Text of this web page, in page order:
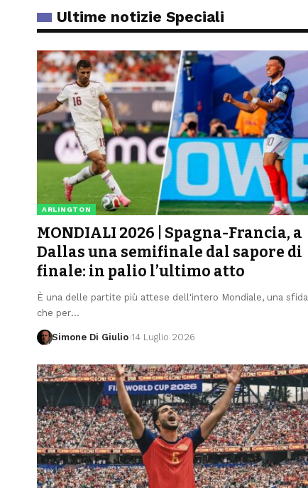
Ultime notizie Speciali
ARLINGTON
MONDIALI 2026 | Spagna-Francia, a
Dallas una semifinale dal sapore di
finale: in palio l’ultimo atto
È una delle partite più attese dell'intero Mondiale, una sfida
che per…
Simone Di Giulio 14 Luglio 2026